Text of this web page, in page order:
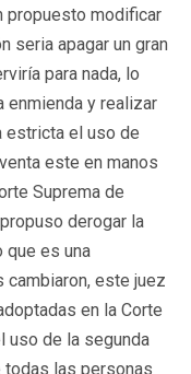
propuesto modificar
seria apagar un gran
para nada, lo
enmienda y realizar
estricta el uso de
este en manos
Suprema de
derogar la
que es una
este juez
en la Corte
uso de la segunda
las personas